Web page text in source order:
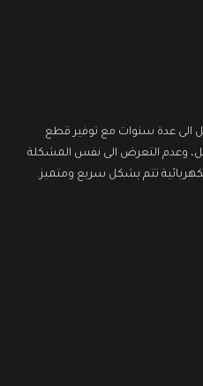
الى عدة سنوات مع توفير قطع
وعدم التعرض الى نفس المشكلة
تتم بشكل سريع ومتميز.